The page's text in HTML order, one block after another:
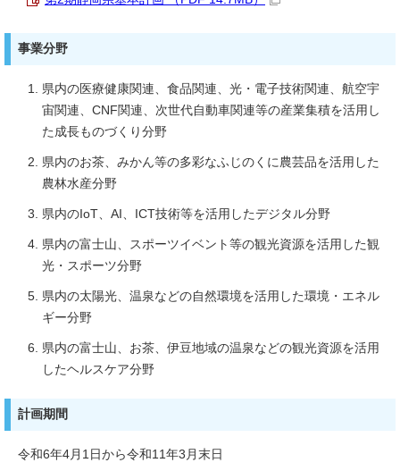
事業分野
県内の医療健康関連、食品関連、光・電子技術関連、航空宇
宙関連、CNF関連、次世代自動車関連等の産業集積を活用し
た成長ものづくり分野
県内のお茶、みかん等の多彩なふじのくに農芸品を活用した
農林水産分野
県内のIoT、AI、ICT技術等を活用したデジタル分野
県内の富士山、スポーツイベント等の観光資源を活用した観
光・スポーツ分野
県内の太陽光、温泉などの自然環境を活用した環境・エネル
ギー分野
県内の富士山、お茶、伊豆地域の温泉などの観光資源を活用
したヘルスケア分野
計画期間
令和6年4月1日から令和11年3月末日